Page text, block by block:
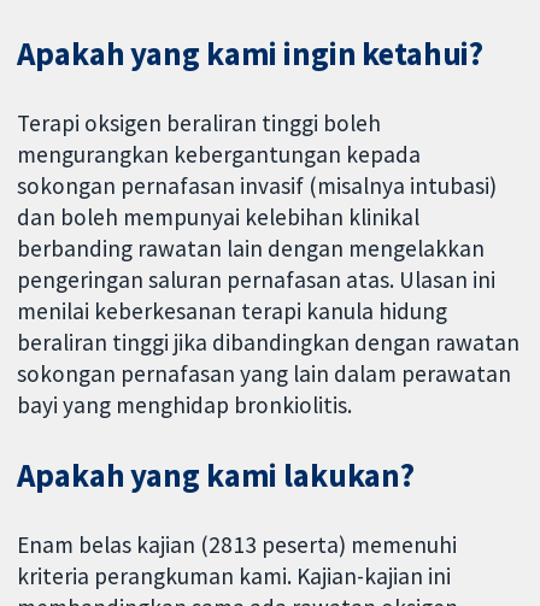
Apakah yang kami ingin ketahui?
Terapi oksigen beraliran tinggi boleh
mengurangkan kebergantungan kepada
sokongan pernafasan invasif (misalnya intubasi)
dan boleh mempunyai kelebihan klinikal
berbanding rawatan lain dengan mengelakkan
pengeringan saluran pernafasan atas. Ulasan ini
menilai keberkesanan terapi kanula hidung
beraliran tinggi jika dibandingkan dengan rawatan
sokongan pernafasan yang lain dalam perawatan
bayi yang menghidap bronkiolitis.
Apakah yang kami lakukan?
Enam belas kajian (2813 peserta) memenuhi
kriteria perangkuman kami. Kajian-kajian ini